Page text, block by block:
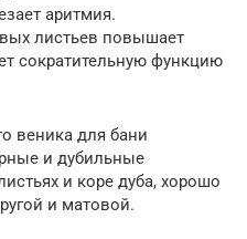
аритмия.
листьев повышает
сократительную функцию
веника для бани
и дубильные
и коре дуба, хорошо
и матовой.